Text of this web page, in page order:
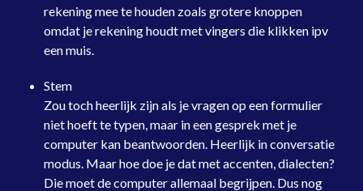
rekening mee te houden zoals grotere knoppen
omdat je rekening houdt met vingers die klikken ipv
een muis.
Stem
Zou toch heerlijk zijn als je vragen op een formulier
niet hoeft te typen, maar in een gesprek met je
computer kan beantwoorden. Heerlijk in conversatie
modus. Maar hoe doe je dat met accenten, dialecten?
Die moet de computer allemaal begrijpen. Dus nog